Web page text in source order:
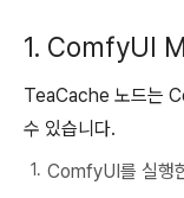
1. ComfyUI
TeaCache 노드는
수 있습니다.
ComfyUI를 실행